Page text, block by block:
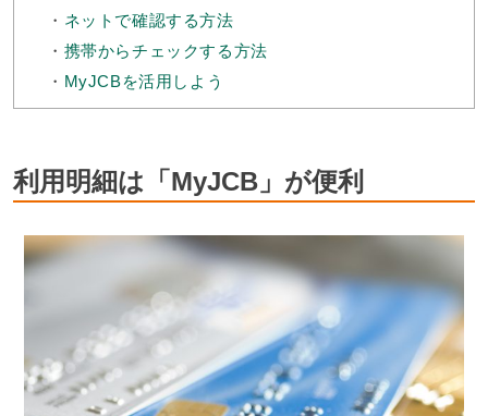
ネットで確認する方法
携帯からチェックする方法
MyJCBを活用しよう
利用明細は「MyJCB」が便利